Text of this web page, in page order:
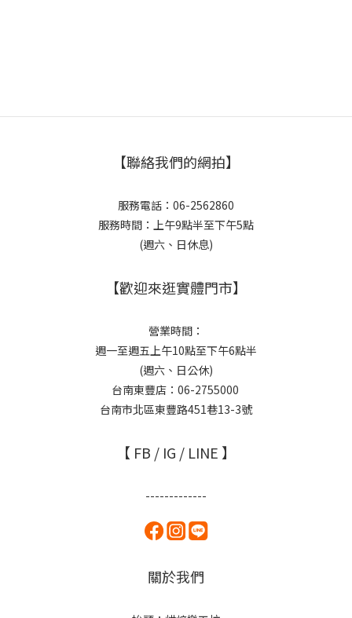
【聯絡我們的網拍】
服務電話：06-2562860
服務時間：上午9點半至下午5點
(週六、日休息)
【歡迎來逛實體門市】
營業時間：
週一至週五上午10點至下午6點半
(週六、日公休)
台南東豐店：06-2755000
台南市北區東豐路451巷13-3號
【 FB / IG / LINE 】
-------------
關於我們